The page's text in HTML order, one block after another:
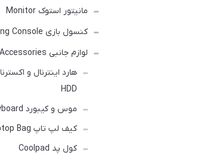
مانیتور استوک Monitor
کنسول بازی Gaming Console
لوازم جانبی Accessories
HDD
موس و کیبورد Mouse and Keyboard
کیف لپ تاپ Laptop Bag
کول پد Coolpad